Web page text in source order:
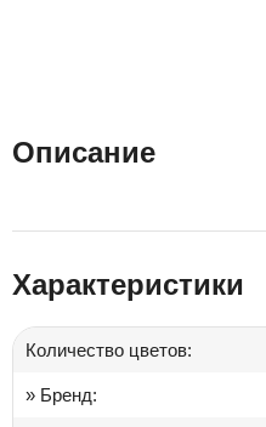
Описание
Характеристики
Количество цветов:
» Бренд: